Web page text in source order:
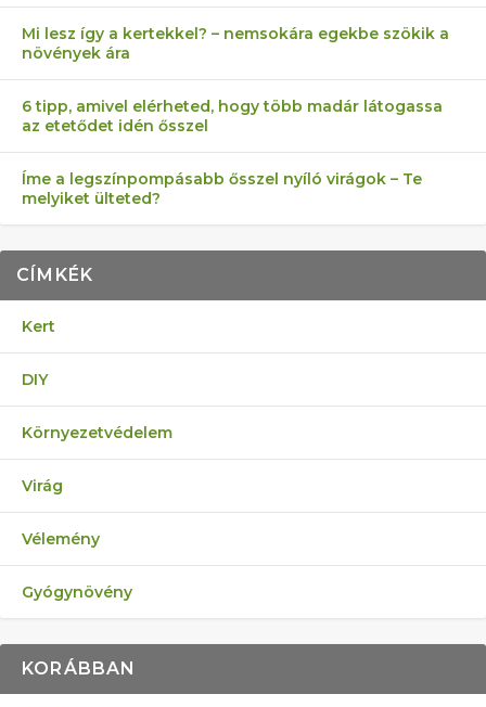
Mi lesz így a kertekkel? – nemsokára egekbe szökik a
növények ára
6 tipp, amivel elérheted, hogy több madár látogassa
az etetődet idén ősszel
Íme a legszínpompásabb ősszel nyíló virágok – Te
melyiket ülteted?
CÍMKÉK
Kert
DIY
Környezetvédelem
Virág
Vélemény
Gyógynövény
KORÁBBAN